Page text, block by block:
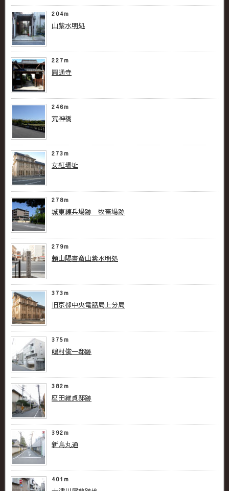
204m
山紫水明処
227m
圓通寺
246m
荒神橋
273m
女紅場址
278m
城東練兵場跡 牧畜場跡
279m
頼山陽書斎山紫水明処
373m
旧京都中央電話局上分局
375m
嶋村俊一邸跡
382m
座田維貞邸跡
392m
新烏丸通
401m